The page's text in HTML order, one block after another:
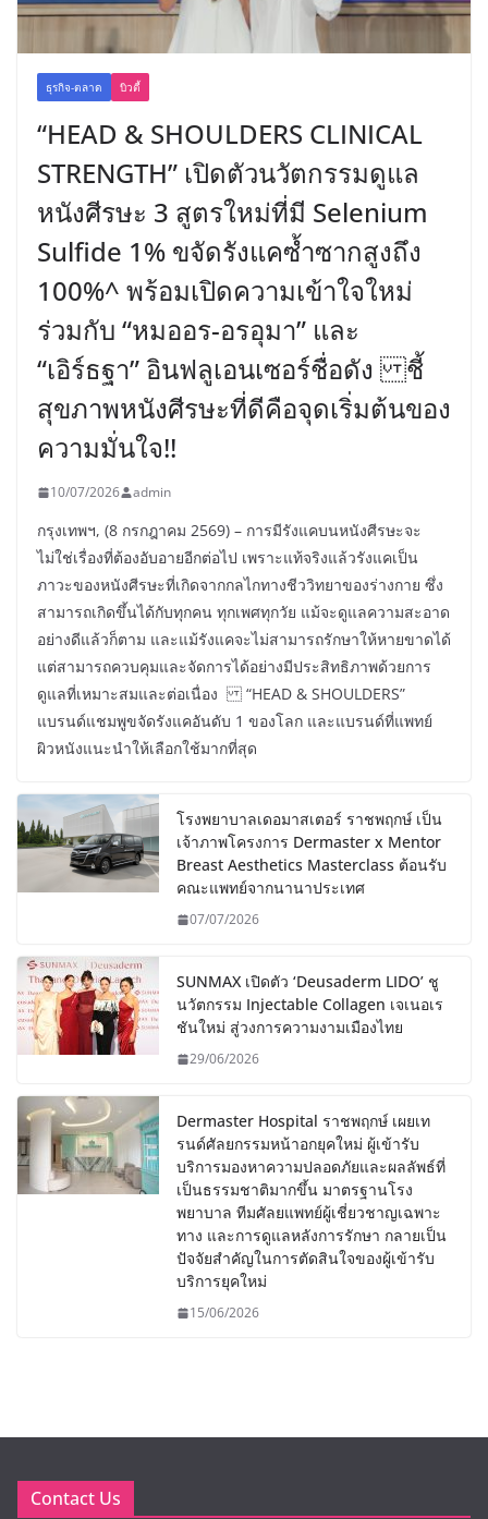
ธุรกิจ-ตลาด บิวตี้
“HEAD & SHOULDERS CLINICAL
STRENGTH” เปิดตัวนวัตกรรมดูแล
หนังศีรษะ 3 สูตรใหม่ที่มี Selenium
Sulfide 1% ขจัดรังแคซ้ำซากสูงถึง
100%^ พร้อมเปิดความเข้าใจใหม่
ร่วมกับ “หมออร-อรอุมา” และ
“เอิร์ธฐา” อินฟลูเอนเซอร์ชื่อดัง ชี้
สุขภาพหนังศีรษะที่ดีคือจุดเริ่มต้นของ
ความมั่นใจ!!
10/07/2026 admin
กรุงเทพฯ, (8 กรกฎาคม 2569) – การมีรังแคบนหนังศีรษะจะ
ไม่ใช่เรื่องที่ต้องอับอายอีกต่อไป เพราะแท้จริงแล้วรังแคเป็น
ภาวะของหนังศีรษะที่เกิดจากกลไกทางชีววิทยาของร่างกาย ซึ่ง
สามารถเกิดขึ้นได้กับทุกคน ทุกเพศทุกวัย แม้จะดูแลความสะอาด
อย่างดีแล้วก็ตาม และแม้รังแคจะไม่สามารถรักษาให้หายขาดได้
แต่สามารถควบคุมและจัดการได้อย่างมีประสิทธิภาพด้วยการ
ดูแลที่เหมาะสมและต่อเนื่อง “HEAD & SHOULDERS”
แบรนด์แชมพูขจัดรังแคอันดับ 1 ของโลก และแบรนด์ที่แพทย์
ผิวหนังแนะนำให้เลือกใช้มากที่สุด
โรงพยาบาลเดอมาสเตอร์ ราชพฤกษ์ เป็น
เจ้าภาพโครงการ Dermaster x Mentor
Breast Aesthetics Masterclass ต้อนรับ
คณะแพทย์จากนานาประเทศ
07/07/2026
SUNMAX เปิดตัว ‘Deusaderm LIDO’ ชู
นวัตกรรม Injectable Collagen เจเนอเร
ชันใหม่ สู่วงการความงามเมืองไทย
29/06/2026
Dermaster Hospital ราชพฤกษ์ เผยเท
รนด์ศัลยกรรมหน้าอกยุคใหม่ ผู้เข้ารับ
บริการมองหาความปลอดภัยและผลลัพธ์ที่
เป็นธรรมชาติมากขึ้น มาตรฐานโรง
พยาบาล ทีมศัลยแพทย์ผู้เชี่ยวชาญเฉพาะ
ทาง และการดูแลหลังการรักษา กลายเป็น
ปัจจัยสำคัญในการตัดสินใจของผู้เข้ารับ
บริการยุคใหม่
15/06/2026
Contact Us